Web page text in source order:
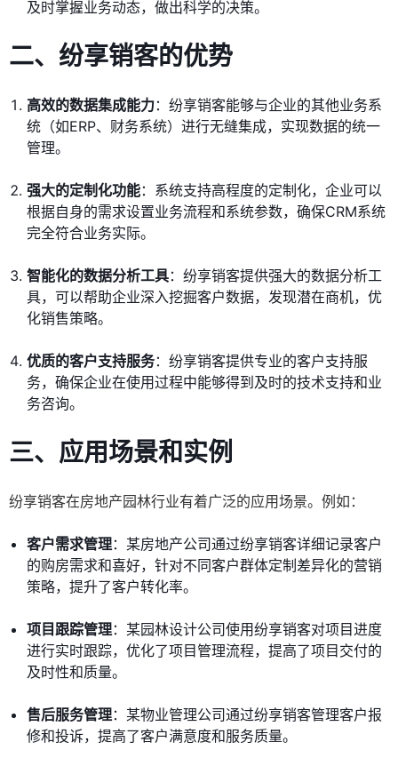
及时掌握业务动态，做出科学的决策。
二、纷享销客的优势
高效的数据集成能力：纷享销客能够与企业的其他业务系
统（如ERP、财务系统）进行无缝集成，实现数据的统一
管理。
强大的定制化功能：系统支持高程度的定制化，企业可以
根据自身的需求设置业务流程和系统参数，确保CRM系统
完全符合业务实际。
智能化的数据分析工具：纷享销客提供强大的数据分析工
具，可以帮助企业深入挖掘客户数据，发现潜在商机，优
化销售策略。
优质的客户支持服务：纷享销客提供专业的客户支持服
务，确保企业在使用过程中能够得到及时的技术支持和业
务咨询。
三、应用场景和实例
纷享销客在房地产园林行业有着广泛的应用场景。例如：
客户需求管理：某房地产公司通过纷享销客详细记录客户
的购房需求和喜好，针对不同客户群体定制差异化的营销
策略，提升了客户转化率。
项目跟踪管理：某园林设计公司使用纷享销客对项目进度
进行实时跟踪，优化了项目管理流程，提高了项目交付的
及时性和质量。
售后服务管理：某物业管理公司通过纷享销客管理客户报
修和投诉，提高了客户满意度和服务质量。